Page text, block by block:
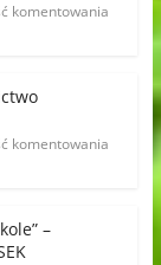
komentowania
komentowania
–